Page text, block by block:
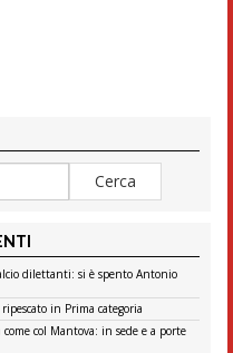
dilettanti: si è spento Antonio
in Prima categoria
come col Mantova: in sede e a porte